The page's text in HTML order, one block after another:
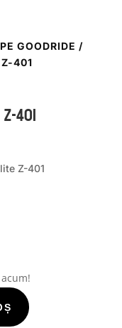
GOODRIDE /
Z-401
401
Z-401
lei.